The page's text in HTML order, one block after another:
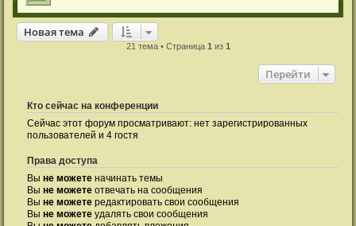
Новая тема
21 тема • Страница 1 из 1
Перейти
Кто сейчас на конференции
Сейчас этот форум просматривают: нет зарегистрированных
пользователей и 4 гостя
Права доступа
Вы не можете начинать темы
Вы не можете отвечать на сообщения
Вы не можете редактировать свои сообщения
Вы не можете удалять свои сообщения